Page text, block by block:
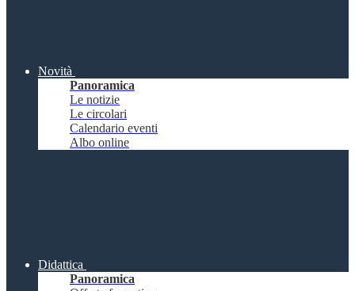
Novità
Panoramica
Le notizie
Le circolari
Calendario eventi
Albo online
Didattica
Panoramica